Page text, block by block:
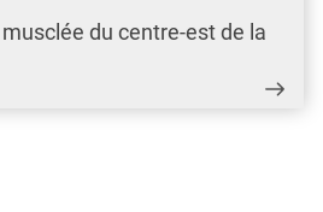
du centre-est de la